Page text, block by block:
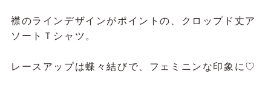
襟のラインデザインがポイントの、
クロップド丈ア
ソートＴシャツ。
レースアップは蝶々結びで、フェミニンな印象に♡